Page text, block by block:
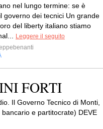
nel lungo termine: se è
governo dei tecnici Un grande
del liberty italiano stiamo
Leggere il seguito
FORTI
Il Governo Tecnico di Monti,
e partitocrate) DEVE